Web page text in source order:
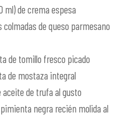
ml) de crema espesa
colmadas de queso parmesano
de tomillo fresco picado
de mostaza integral
aceite de trufa al gusto
negra recién molida al